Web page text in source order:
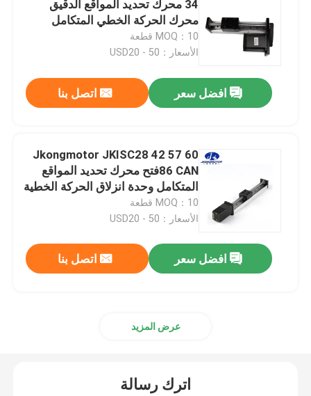
سائق محرك متدرج
محرك bldc الدوار الخارجي
محرك سيرفو AC
علبة التروس الكوكبية الدقيقة
محرك المغزل
34 محرك تحديد المواقع الدقيق
محرك الحركة الخطي المتكامل
لمحرك تحديد المواقع لماسحات
التصوير المقطعي
MOQ：10 قطعة
الأسعار：USD20 - 50
افضل سعر اتصل بنا
Jkongmotor JKISC28 42 57 60
86 CANفتح محرك تحديد المواقع
المتكامل وحدة انزلاق الحركة الخطية
لحفر الليزر للمرحلة الخطية
MOQ：10 قطعة
الأسعار：USD20 - 50
افضل سعر اتصل بنا
عرض المزيد
اترك رسالة